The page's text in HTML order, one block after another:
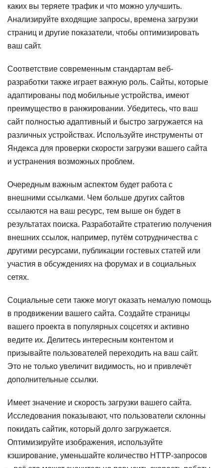
каких вы теряете трафик и что можно улучшить.
Анализируйте входящие запросы, времена загрузки
страниц и другие показатели, чтобы оптимизировать
ваш сайт.
Соответствие современным стандартам веб-
разработки также играет важную роль. Сайты, которые
адаптированы под мобильные устройства, имеют
преимущество в ранжировании. Убедитесь, что ваш
сайт полностью адаптивный и быстро загружается на
различных устройствах. Используйте инструменты от
Яндекса для проверки скорости загрузки вашего сайта
и устранения возможных проблем.
Очередным важным аспектом будет работа с
внешними ссылками. Чем больше других сайтов
ссылаются на ваш ресурс, тем выше он будет в
результатах поиска. Разработайте стратегию получения
внешних ссылок, например, путём сотрудничества с
другими ресурсами, публикации гостевых статей или
участия в обсуждениях на форумах и в социальных
сетях.
Социальные сети также могут оказать немалую помощь
в продвижении вашего сайта. Создайте страницы
вашего проекта в популярных соцсетях и активно
ведите их. Делитесь интересным контентом и
призывайте пользователей переходить на ваш сайт.
Это не только увеличит видимость, но и привлечёт
дополнительные ссылки.
Имеет значение и скорость загрузки вашего сайта.
Исследования показывают, что пользователи склонны
покидать сайтик, который долго загружается.
Оптимизируйте изображения, используйте
кэширование, уменьшайте количество HTTP-запросов